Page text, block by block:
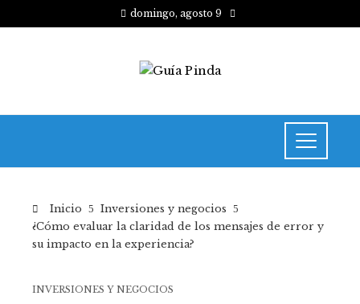
domingo, agosto 9
Inicio
Inversiones y negocios
¿Cómo evaluar la claridad de los mensajes de error y
su impacto en la experiencia?
INVERSIONES Y NEGOCIOS